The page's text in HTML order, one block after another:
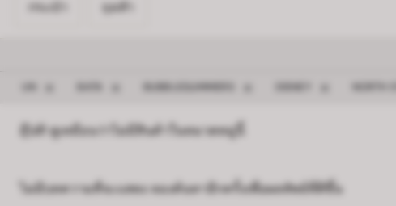
กระเป๋า
กระเป๋า 0 ถุงเท้า
ถุงเท้า 0
ลบตัวกรอง UN ลบตัวกรอง BATABUBBLEGUMMERS ลบตัวกรอง BUBBLEGUMMERS
DISNEY ลบตัวกรอง DISNEY
อุ๊ปส์! ดูเหมือนว่าไม่มีสินค้าในหมวดหมู่นี้
ไม่มีบทความที่จะแสดง ลองค้นหาอีกครั้งเพื่อผลลัพธ์ที่ดีขึ้น